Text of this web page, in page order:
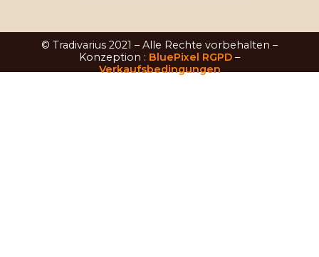
© Tradivarius 2021 – Alle Rechte vorbehalten –
Konzeption : BluePixel RGPD –
Verkaufsbedingungen